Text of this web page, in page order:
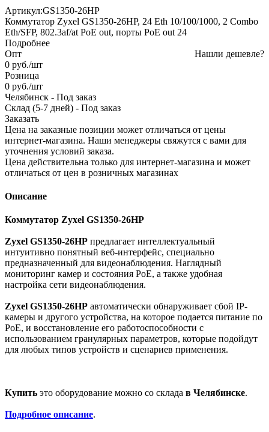
Артикул:GS1350-26HP
Коммутатор Zyxel GS1350-26HP, 24 Eth 10/100/1000, 2 Combo
Eth/SFP, 802.3af/at PoE out, порты PoE out 24
Подробнее
Нашли дешевле?
Опт
0 руб./шт
Розница
0 руб./шт
Челябинск - Под заказ
Склад (5-7 дней) - Под заказ
Заказать
Цена на заказные позиции может отличаться от цены
интернет-магазина. Наши менеджеры свяжутся с вами для
уточнения условий заказа.
Цена действительна только для интернет-магазина и может
отличаться от цен в розничных магазинах
Описание
Коммутатор Zyxel GS1350-26HP
Zyxel GS1350-26HP предлагает интеллектуальный
интуитивно понятный веб-интерфейс, специально
предназначенный для видеонаблюдения. Наглядный
мониторинг камер и состояния PoE, а также удобная
настройка сети видеонаблюдения.
Zyxel GS1350-26HP автоматически обнаруживает сбой IP-
камеры и другого устройства, на которое подается питание по
PoE, и восстановление его работоспособности с
использованием гранулярных параметров, которые подойдут
для любых типов устройств и сценариев применения.
Купить это оборудование можно со склада в Челябинске.
Подробное описание.